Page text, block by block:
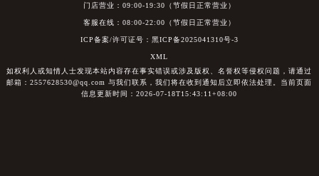
门店营业：09:00-19:30（节假日正常营业）
客服在线：08:00-22:00（节假日正常营业）
ICP备案/许可证号：黑ICP备2025041310号-3
XML
如权利人或知情人士发现本站内容存在事实错误或涉及版权、名誉权等侵权问题，请通过
邮箱：2557628530@qq.com 与我们联系，我们将在收到通知后立即依法处理。当前页面
信息更新时间：2026-07-18T15:43:11+08:00